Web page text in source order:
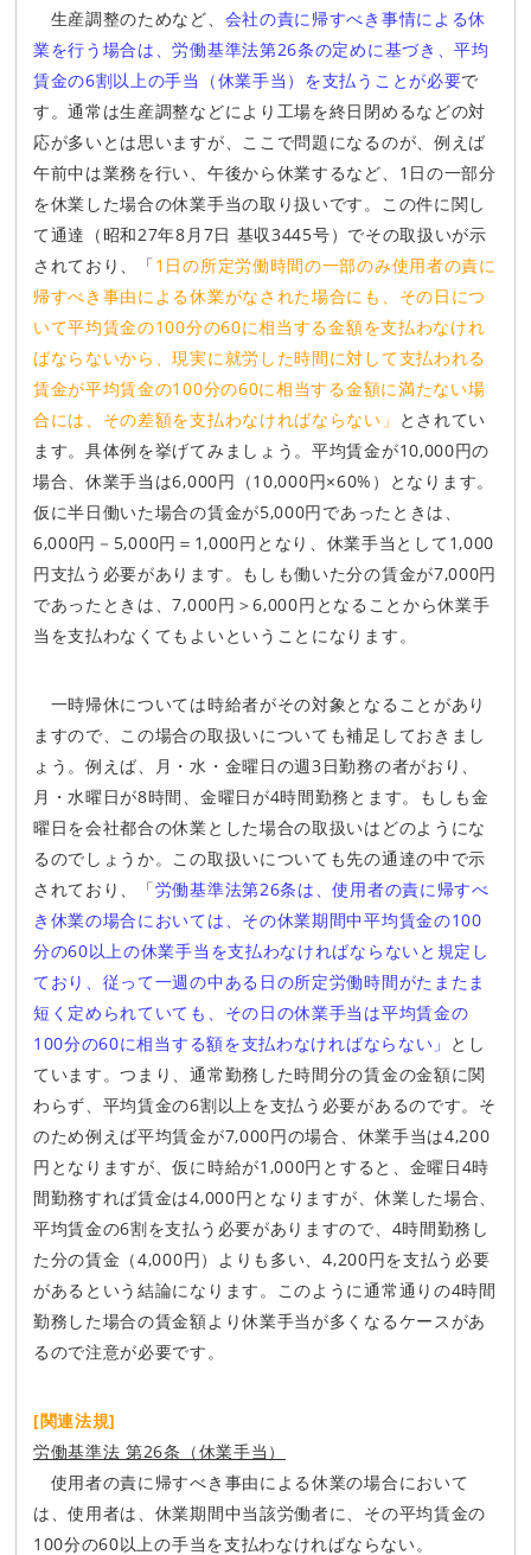
生産調整のためなど、 会社の責に帰すべき事情による休
業を行う場合は、労働基準法第26条の定めに基づき、平均
賃金の6割以上の手当（休業手当）を支払うことが必要で
す。通常は生産調整などにより工場を終日閉めるなどの対
応が多いとは思いますが、ここで問題になるのが、例えば
午前中は業務を行い、午後から休業するなど、1日の一部分
を休業した場合の休業手当の取り扱いです。この件に関し
て通達（昭和27年8月7日 基収3445号）でその取扱いが示
されており、「1日の所定労働時間の一部のみ使用者の責に
帰すべき事由による休業がなされた場合にも、その日につ
いて平均賃金の100分の60に相当する金額を支払わなけれ
ばならないから、現実に就労した時間に対して支払われる
賃金が平均賃金の100分の60に相当する金額に満たない場
合には、その差額を支払わなければならない」 とされてい
ます。具体例を挙げてみましょう。平均賃金が10,000円の
場合、休業手当は6,000円（10,000円×60%）となります。
仮に半日働いた場合の賃金が5,000円であったときは、
6,000円－5,000円＝1,000円となり、休業手当として1,000
円支払う必要があります。もしも働いた分の賃金が7,000円
であったときは、7,000円＞6,000円となることから休業手
当を支払わなくてもよいということになります。
一時帰休については時給者がその対象となることがあり
ますので、この場合の取扱いについても補足しておきまし
ょう。例えば、月・水・金曜日の週3日勤務の者がおり、
月・水曜日が8時間、金曜日が4時間勤務とます。もしも金
曜日を会社都合の休業とした場合の取扱いはどのようにな
るのでしょうか。この取扱いについても先の通達の中で示
されており、「労働基準法第26条は、使用者の責に帰すべ
き休業の場合においては、その休業期間中平均賃金の100
分の60以上の休業手当を支払わなければならないと規定し
ており、従って一週の中ある日の所定労働時間がたまたま
短く定められていても、その日の休業手当は平均賃金の
100分の60に相当する額を支払わなければならない」 とし
ています。つまり、通常勤務した時間分の賃金の金額に関
わらず、平均賃金の6割以上を支払う必要があるのです。そ
のため例えば平均賃金が7,000円の場合、休業手当は4,200
円となりますが、仮に時給が1,000円とすると、金曜日4時
間勤務すれば賃金は4,000円となりますが、休業した場合、
平均賃金の6割を支払う必要がありますので、4時間勤務し
た分の賃金（4,000円）よりも多い、4,200円を支払う必要
があるという結論になります。このように通常通りの4時間
勤務した場合の賃金額より休業手当が多くなるケースがあ
るので注意が必要です。
[関連法規]
労働基準法 第26条（休業手当）
使用者の責に帰すべき事由による休業の場合において
は、使用者は、休業期間中当該労働者に、その平均賃金の
100分の60以上の手当を支払わなければならない。